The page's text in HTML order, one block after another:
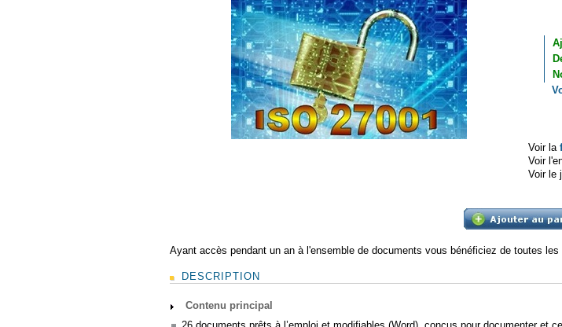
Voir la
Voir
Voir le
Ayant accès pendant un an à l'ensemble de documents vous bénéficiez de toutes
DESCRIPTION
Contenu principal